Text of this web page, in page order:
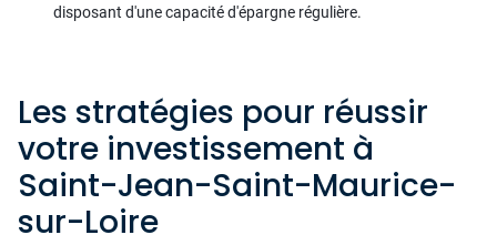
disposant d'une capacité d'épargne régulière.
Les stratégies pour réussir
votre investissement à
Saint-Jean-Saint-Maurice-
sur-Loire